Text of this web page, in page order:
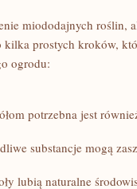
miododajnych‍ roślin,
prostych kroków,
⁣ogrodu:
‌potrzebna jest
substancje mogą
lubią naturalne